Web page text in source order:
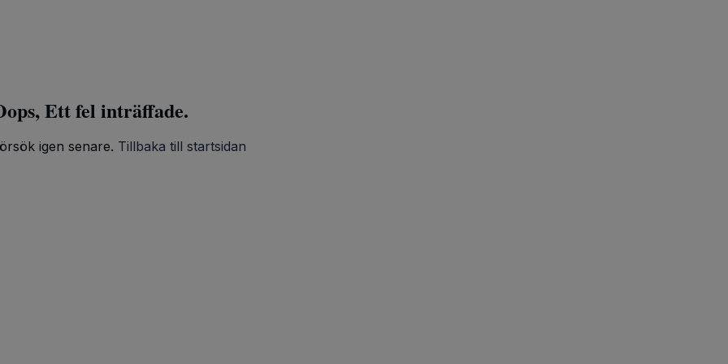
Ett fel inträffade.
igen senare. Tillbaka till startsidan